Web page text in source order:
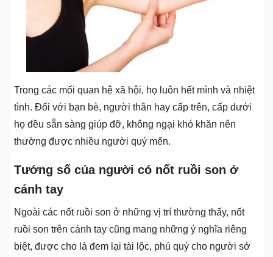
Trong các mối quan hệ xã hội, họ luôn hết mình và nhiệt
tình. Đối với bạn bè, người thân hay cấp trên, cấp dưới
họ đều sẵn sàng giúp đỡ, không ngại khó khăn nên
thường được nhiều người quý mến.
Tướng số của người có nốt ruồi son ở
cánh tay
Ngoài các nốt ruồi son ở những vị trí thường thấy, nốt
ruồi son trên cánh tay cũng mang những ý nghĩa riêng
biệt, được cho là đem lại tài lộc, phú quý cho người sở